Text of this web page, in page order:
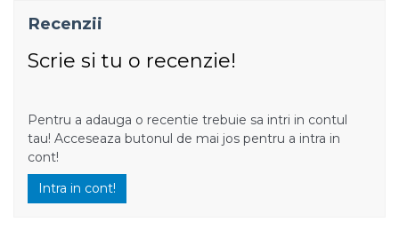
Recenzii
Scrie si tu o recenzie!
Pentru a adauga o recentie trebuie sa intri in contul
tau! Acceseaza butonul de mai jos pentru a intra in
cont!
Intra in cont!